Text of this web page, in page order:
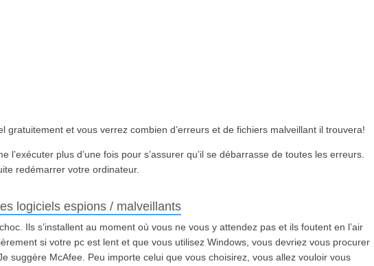
gratuitement et vous verrez combien d’erreurs et de fichiers malveillant il trouvera!
l’exécuter plus d’une fois pour s’assurer qu’il se débarrasse de toutes les erreurs.
redémarrer votre ordinateur.
logiciels espions / malveillants
Ils s’installent au moment où vous ne vous y attendez pas et ils foutent en l’air
si votre pc est lent et que vous utilisez Windows, vous devriez vous procurer
suggère McAfee. Peu importe celui que vous choisirez, vous allez vouloir vous